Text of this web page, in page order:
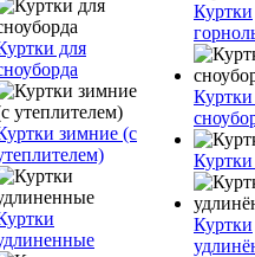
для
зимние (с
Куртки
Куртки
Куртки